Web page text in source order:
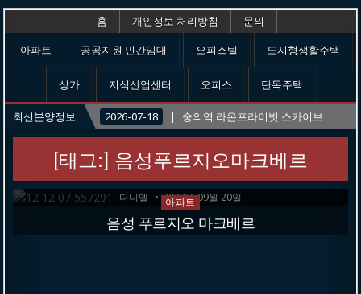
홈 개인정보 처리방침
문의
아파트
공공지원 민간임대 오피스텔 도시형생활주택
상가 지식산업센터 오피스 단독주택
최신분양정보 2026-07-18 숭의역 라온프라이빗 스카이브
[태그:] 음성푸르지오마크베르
다니엘 2022년 09월 20일
P
o
아파트
음성 푸르지오 마크베르